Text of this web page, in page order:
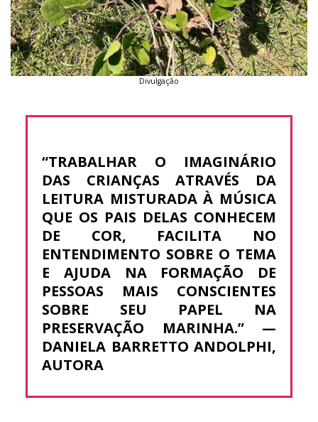
Divulgação
“TRABALHAR O IMAGINÁRIO
DAS CRIANÇAS ATRAVÉS DA
LEITURA MISTURADA À MÚSICA
QUE OS PAIS DELAS CONHECEM
DE COR, FACILITA NO
ENTENDIMENTO SOBRE O TEMA
E AJUDA NA FORMAÇÃO DE
PESSOAS MAIS CONSCIENTES
SOBRE SEU PAPEL NA
PRESERVAÇÃO MARINHA.” —
DANIELA BARRETTO ANDOLPHI,
AUTORA